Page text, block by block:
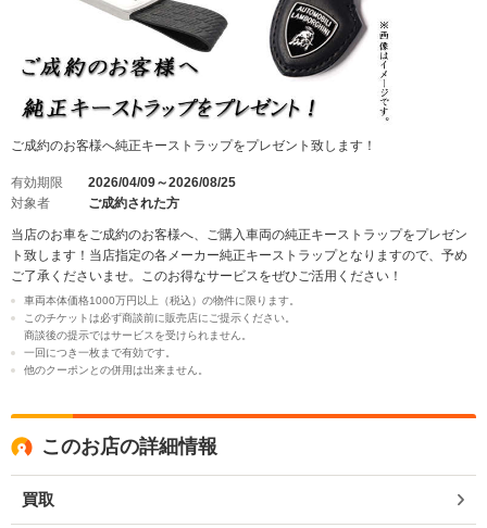
ご成約のお客様へ純正キーストラップをプレゼント致します！
有効期限
2026/04/09～2026/08/25
対象者
ご成約された方
当店のお車をご成約のお客様へ、ご購入車両の純正キーストラップをプレゼン
ト致します！当店指定の各メーカー純正キーストラップとなりますので、予め
ご了承くださいませ。このお得なサービスをぜひご活用ください！
車両本体価格1000万円以上（税込）の物件に限ります。
このチケットは必ず商談前に販売店にご提示ください。
商談後の提示ではサービスを受けられません。
一回につき一枚まで有効です。
他のクーポンとの併用は出来ません。
このお店の詳細情報
買取